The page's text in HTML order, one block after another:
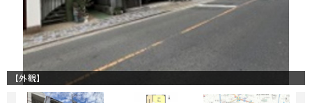
【外観】